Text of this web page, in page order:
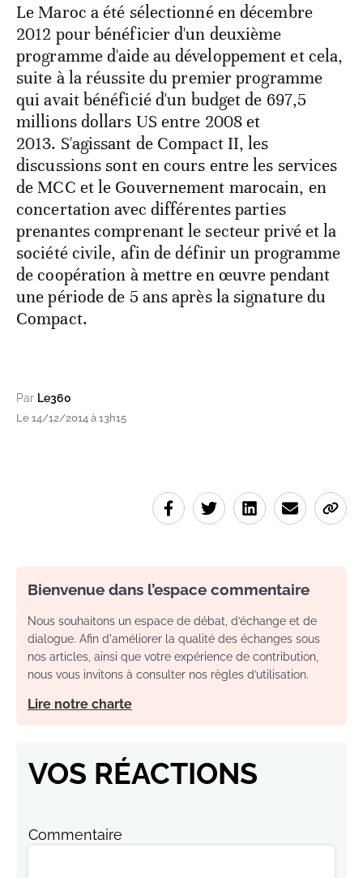
Le Maroc a été sélectionné en décembre
2012 pour bénéficier d'un deuxième
programme d'aide au développement et cela,
suite à la réussite du premier programme
qui avait bénéficié d'un budget de 697,5
millions dollars US entre 2008 et
2013. S'agissant de Compact II, les
discussions sont en cours entre les services
de MCC et le Gouvernement marocain, en
concertation avec différentes parties
prenantes comprenant le secteur privé et la
société civile, afin de définir un programme
de coopération à mettre en œuvre pendant
une période de 5 ans après la signature du
Compact.
Par Le360
Le 14/12/2014 à 13h15
Bienvenue dans l’espace commentaire
Nous souhaitons un espace de débat, d’échange et de
dialogue. Afin d'améliorer la qualité des échanges sous
nos articles, ainsi que votre expérience de contribution,
nous vous invitons à consulter nos règles d’utilisation.
Lire notre charte
VOS RÉACTIONS
Commentaire